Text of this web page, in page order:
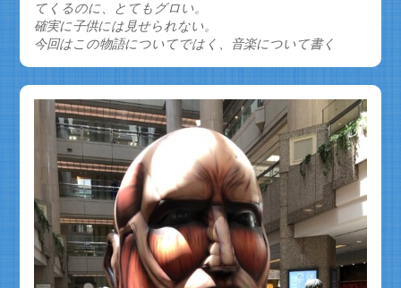
てくるのに、とてもグロい。
確実に子供には見せられない。
今回はこの物語についてではく、音楽について書く